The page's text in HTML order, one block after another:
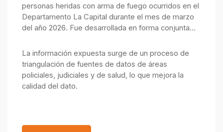
personas heridas con arma de fuego ocurridos en el
Departamento La Capital durante el mes de marzo
del año 2026. Fue desarrollada en forma conjunta
por el Ministerio Público de la Acusación y el
Ministerio de Justicia y Seguridad.
La información expuesta surge de un proceso de
triangulación de fuentes de datos de áreas
policiales, judiciales y de salud, lo que mejora la
calidad del dato.